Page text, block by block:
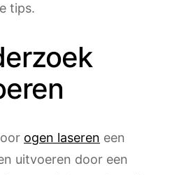
tips.
ogen laseren een
uitvoeren door een